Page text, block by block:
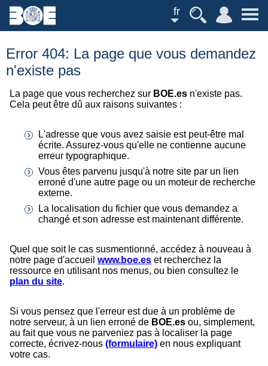
fr
Error 404: La page que vous demandez
n'existe pas
La page que vous recherchez sur BOE.es n'existe pas.
Cela peut être dû aux raisons suivantes :
L'adresse que vous avez saisie est peut-être mal
écrite. Assurez-vous qu'elle ne contienne aucune
erreur typographique.
Vous êtes parvenu jusqu'à notre site par un lien
erroné d'une autre page ou un moteur de recherche
externe.
La localisation du fichier que vous demandez a
changé et son adresse est maintenant différente.
Quel que soit le cas susmentionné, accédez à nouveau à
notre page d'accueil www.boe.es et recherchez la
ressource en utilisant nos menus, ou bien consultez le
plan du site.
Si vous pensez que l'erreur est due à un problème de
notre serveur, à un lien erroné de BOE.es ou, simplement,
au fait que vous ne parveniez pas à localiser la page
correcte, écrivez-nous (formulaire) en nous expliquant
votre cas.